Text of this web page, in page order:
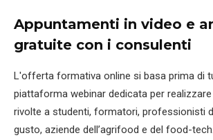
Appuntamenti in video e
gratuite con i consulenti
L'offerta formativa online si basa prima di
piattaforma webinar dedicata per
rivolte a studenti, formatori, professionisti
gusto, aziende dell’agrifood e del food-